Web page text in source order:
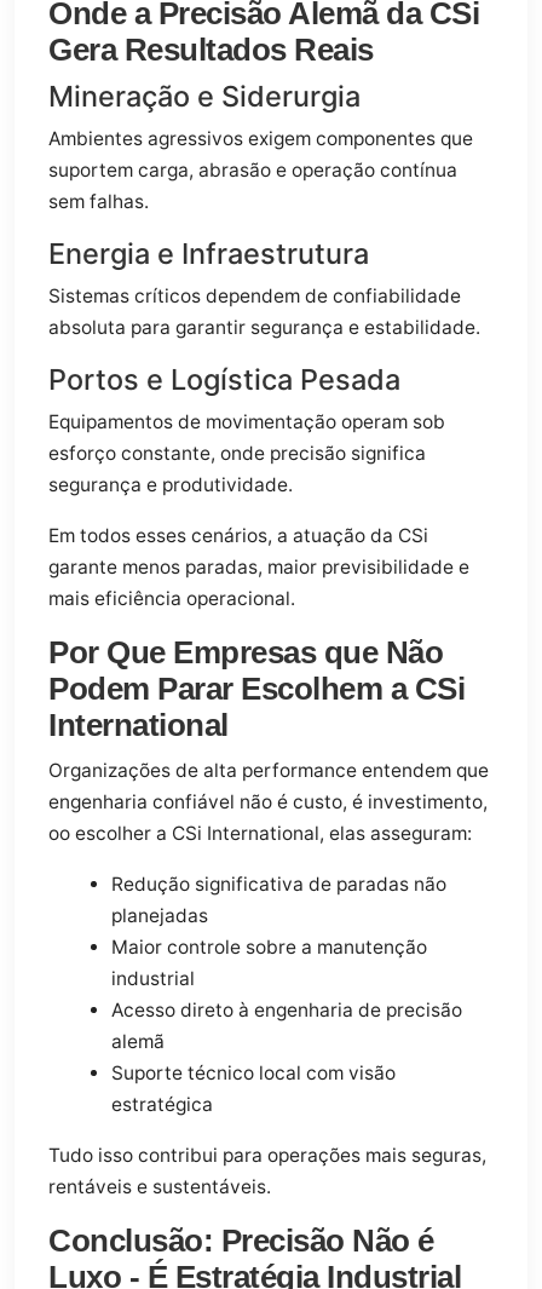
Onde a Precisão Alemã da CSi
Gera Resultados Reais
Mineração e Siderurgia
Ambientes agressivos exigem componentes que
suportem carga, abrasão e operação contínua
sem falhas.
Energia e Infraestrutura
Sistemas críticos dependem de confiabilidade
absoluta para garantir segurança e estabilidade.
Portos e Logística Pesada
Equipamentos de movimentação operam sob
esforço constante, onde precisão significa
segurança e produtividade.
Em todos esses cenários, a atuação da CSi
garante menos paradas, maior previsibilidade e
mais eficiência operacional.
Por Que Empresas que Não
Podem Parar Escolhem a CSi
International
Organizações de alta performance entendem que
engenharia confiável não é custo, é investimento,
oo escolher a CSi International, elas asseguram:
Redução significativa de paradas não
planejadas
Maior controle sobre a manutenção
industrial
Acesso direto à engenharia de precisão
alemã
Suporte técnico local com visão
estratégica
Tudo isso contribui para operações mais seguras,
rentáveis e sustentáveis.
Conclusão: Precisão Não é
Luxo - É Estratégia Industrial